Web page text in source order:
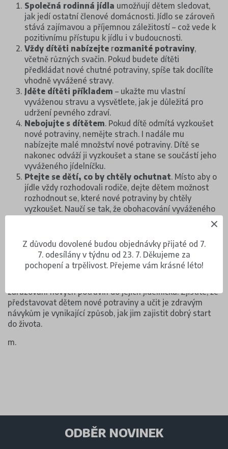
Společná rodinná jídla umožňují dětem sledovat,
jak jedí ostatní členové domácnosti. Jídlo se zároveň
stává zajímavou a příjemnou záležitostí – což vede k
pozitivnímu přístupu k jídlu i v budoucnosti.
Vždy dítěti nabízejte rozmanité potraviny,
včetně různých svačin. Pokud budete dítěti
předkládat nové chutné potraviny, spíše tak docílíte
vhodně vyvážené stravy.
Jděte dítěti příkladem – ukažte mu vlastní
vyváženou stravu a vysvětlete, jak je důležitá pro
udržení pevného zdraví.
Nebojujte s dítětem. Pokud dítě odmítá vyzkoušet
nové potraviny, nemějte strach. I nadále mu
nabízejte malé množství nové potraviny. Dítě se
nakonec odváží ji vyzkoušet a stane se součástí jeho
vyváženého jídelníčku.
Ptejte se dětí, co by chtěly ochutnat. Místo aby o
jídle vždy rozhodovali rodiče, dejte dětem možnost
rozhodnout se, které nové potraviny by chtěly
vyzkoušet. Naučí se tak, že obohacování vyváženého
Dětem prospívá, pokud jedí rozmanitou stravu, a
ochutnávat nové věci je zároveň baví. Malé děti mohou
mít samozřejmě období, kdy se zdá, že by nejradši jedly
zařazování nových potravin do jejich jídelníčků. Zjistíte, že
představovat dětem nové potraviny a učit je zdravým
návykům je vynikající způsob, jak jim zajistit dobrý start
do života.
m.
ODBĚR NOVINEK
Z důvodu dovolené budou objednávky přijaté od 7.
7. odesílány v týdnu od 23. 7. Děkujeme za
pochopení a trpělivost. Přejeme vám krásné léto!